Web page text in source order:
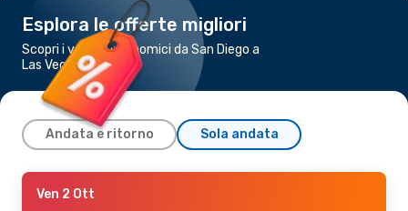
Esplora le offerte migliori
Scopri i voli più economici da San Diego a
Las Vegas
Andata e ritorno Sola andata
Ven 18 Set
Ven 2 Ott